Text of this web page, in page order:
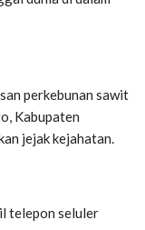
perkebunan sawit
Kabupaten
jejak kejahatan.
telepon seluler